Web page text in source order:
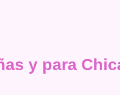
y para